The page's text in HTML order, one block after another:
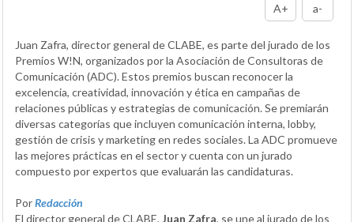
A+ a-
Juan Zafra, director general de CLABE, es parte del jurado de los
Premios W!N, organizados por la Asociación de Consultoras de
Comunicación (ADC). Estos premios buscan reconocer la
excelencia, creatividad, innovación y ética en campañas de
relaciones públicas y estrategias de comunicación. Se premiarán
diversas categorías que incluyen comunicación interna, lobby,
gestión de crisis y marketing en redes sociales. La ADC promueve
las mejores prácticas en el sector y cuenta con un jurado
compuesto por expertos que evaluarán las candidaturas.
PorRedacción
El director general de CLABE, Juan Zafra, se une al jurado de los